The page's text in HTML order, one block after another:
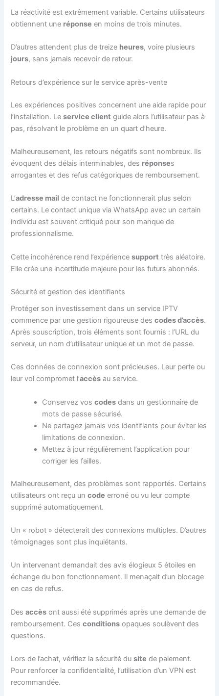
La réactivité est extrêmement variable. Certains utilisateurs
obtiennent une réponse en moins de trois minutes.
D’autres attendent plus de treize heures, voire plusieurs
jours, sans jamais recevoir de retour.
Retours d’expérience sur le service après-vente
Les expériences positives concernent une aide rapide pour
l’installation. Leservice client guide alors l’utilisateur pas à
pas, résolvant le problème en un quart d’heure.
Malheureusement, les retours négatifs sont nombreux. Ils
évoquent des délais interminables, des réponses
arrogantes et des refus catégoriques de remboursement.
L’adresse mail de contact ne fonctionnerait plus selon
certains. Le contact unique via WhatsApp avec un certain
individu est souvent critiqué pour son manque de
professionnalisme.
Cette incohérence rend l’expériencesupport très aléatoire.
Elle crée une incertitude majeure pour les futurs abonnés.
Sécurité et gestion des identifiants
Protéger son investissement dans un service IPTV
commence par une gestion rigoureuse descodes d’accès.
Après souscription, trois éléments sont fournis : l’URL du
serveur, un nom d’utilisateur unique et un mot de passe.
Ces données de connexion sont précieuses. Leur perte ou
leur vol compromet l’accès au service.
Conservez voscodes dans un gestionnaire de
mots de passe sécurisé.
Ne partagez jamais vos identifiants pour éviter les
limitations de connexion.
Mettez à jour régulièrement l’application pour
corriger les failles.
Malheureusement, des problèmes sont rapportés. Certains
utilisateurs ont reçu uncode erroné ou vu leur compte
supprimé automatiquement.
Un « robot » détecterait des connexions multiples. D’autres
témoignages sont plus inquiétants.
Un intervenant demandait des avis élogieux 5 étoiles en
échange du bon fonctionnement. Il menaçait d’un blocage
en cas de refus.
Desaccès ont aussi été supprimés après une demande de
remboursement. Cesconditions opaques soulèvent des
questions.
Lors de l’achat, vérifiez la sécurité dusite de paiement.
Pour renforcer la confidentialité, l’utilisation d’un VPN est
recommandée.